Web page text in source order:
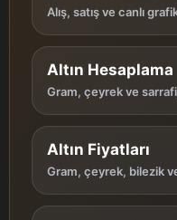
Alış, satış ve canlı
Altın Hesaplama
Gram, çeyrek ve
Altın Fiyatları
Gram, çeyrek, bilezik